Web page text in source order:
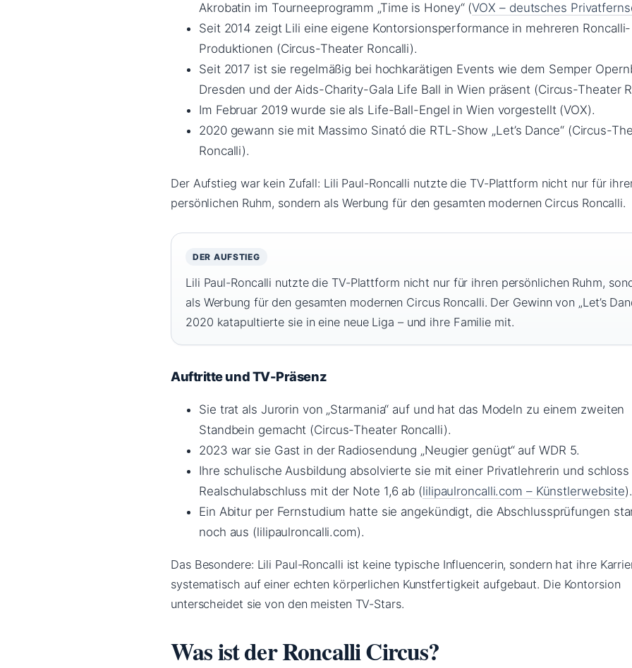
Akrobatin im Tourneeprogramm „Time is Honey“ (VOX – deutsches
Seit 2014 zeigt Lili eine eigene Kontorsionsperformance in mehreren Roncalli-
Produktionen (Circus-Theater Roncalli).
Seit 2017 ist sie regelmäßig bei hochkarätigen Events wie dem Semper
Dresden und der Aids-Charity-Gala Life Ball in Wien präsent (Circus-Theater
Im Februar 2019 wurde sie als Life-Ball-Engel in Wien vorgestellt (VOX).
2020 gewann sie mit Massimo Sinató die RTL-Show „Let’s Dance“ (Circus-
Roncalli).
Der Aufstieg war kein Zufall: Lili Paul-Roncalli nutzte die TV-Plattform nicht nur für
persönlichen Ruhm, sondern als Werbung für den gesamten modernen Circus Roncalli.
DER AUFSTIEG
Lili Paul-Roncalli nutzte die TV-Plattform nicht nur für ihren persönlichen Ruhm,
als Werbung für den gesamten modernen Circus Roncalli. Der Gewinn von „Let’s
2020 katapultierte sie in eine neue Liga – und ihre Familie mit.
Auftritte und TV-Präsenz
Sie trat als Jurorin von „Starmania“ auf und hat das Modeln zu einem zweiten
Standbein gemacht (Circus-Theater Roncalli).
2023 war sie Gast in der Radiosendung „Neugier genügt“ auf WDR 5.
Ihre schulische Ausbildung absolvierte sie mit einer Privatlehrerin und schloss
Realschulabschluss mit der Note 1,6 ab (lilipaulroncalli.com – Künstlerwebsite).
Ein Abitur per Fernstudium hatte sie angekündigt, die Abschlussprüfungen
noch aus (lilipaulroncalli.com).
Das Besondere: Lili Paul-Roncalli ist keine typische Influencerin, sondern hat ihre
systematisch auf einer echten körperlichen Kunstfertigkeit aufgebaut. Die Kontorsion
unterscheidet sie von den meisten TV-Stars.
Was ist der Roncalli Circus?